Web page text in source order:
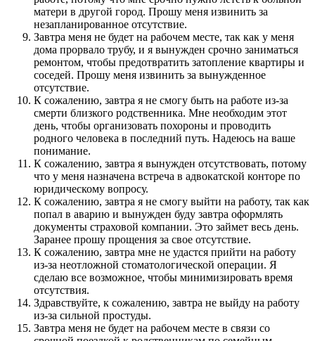
матери в другой город. Прошу меня извинить за
незапланированное отсутствие.
Завтра меня не будет на рабочем месте, так как у меня
дома прорвало трубу, и я вынужден срочно заниматься
ремонтом, чтобы предотвратить затопление квартиры и
соседей. Прошу меня извинить за вынужденное
отсутствие.
К сожалению, завтра я не смогу быть на работе из-за
смерти близкого родственника. Мне необходим этот
день, чтобы организовать похороны и проводить
родного человека в последний путь. Надеюсь на ваше
понимание.
К сожалению, завтра я вынужден отсутствовать, потому
что у меня назначена встреча в адвокатской конторе по
юридическому вопросу.
К сожалению, завтра я не смогу выйти на работу, так как
попал в аварию и вынужден буду завтра оформлять
документы страховой компании. Это займет весь день.
Заранее прошу прощения за свое отсутствие.
К сожалению, завтра мне не удастся прийти на работу
из-за неотложной стоматологической операции. Я
сделаю все возможное, чтобы минимизировать время
отсутствия.
Здравствуйте, к сожалению, завтра не выйду на работу
из-за сильной простуды.
Завтра меня не будет на рабочем месте в связи со